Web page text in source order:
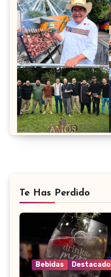
Te Has Perdido
Bebidas Destacado